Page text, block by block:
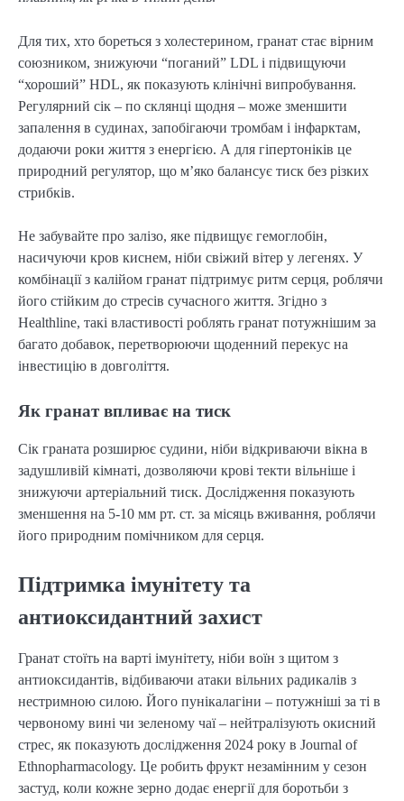
Для тих, хто бореться з холестерином, гранат стає вірним
союзником, знижуючи “поганий” LDL і підвищуючи
“хороший” HDL, як показують клінічні випробування.
Регулярний сік – по склянці щодня – може зменшити
запалення в судинах, запобігаючи тромбам і інфарктам,
додаючи роки життя з енергією. А для гіпертоніків це
природний регулятор, що м’яко балансує тиск без різких
стрибків.
Не забувайте про залізо, яке підвищує гемоглобін,
насичуючи кров киснем, ніби свіжий вітер у легенях. У
комбінації з калійом гранат підтримує ритм серця, роблячи
його стійким до стресів сучасного життя. Згідно з
Healthline, такі властивості роблять гранат потужнішим за
багато добавок, перетворюючи щоденний перекус на
інвестицію в довголіття.
Як гранат впливає на тиск
Сік граната розширює судини, ніби відкриваючи вікна в
задушливій кімнаті, дозволяючи крові текти вільніше і
знижуючи артеріальний тиск. Дослідження показують
зменшення на 5-10 мм рт. ст. за місяць вживання, роблячи
його природним помічником для серця.
Підтримка імунітету та
антиоксидантний захист
Гранат стоїть на варті імунітету, ніби воїн з щитом з
антиоксидантів, відбиваючи атаки вільних радикалів з
нестримною силою. Його пунікалагіни – потужніші за ті в
червоному вині чи зеленому чаї – нейтралізують окисний
стрес, як показують дослідження 2024 року в Journal of
Ethnopharmacology. Це робить фрукт незамінним у сезон
застуд, коли кожне зерно додає енергії для боротьби з